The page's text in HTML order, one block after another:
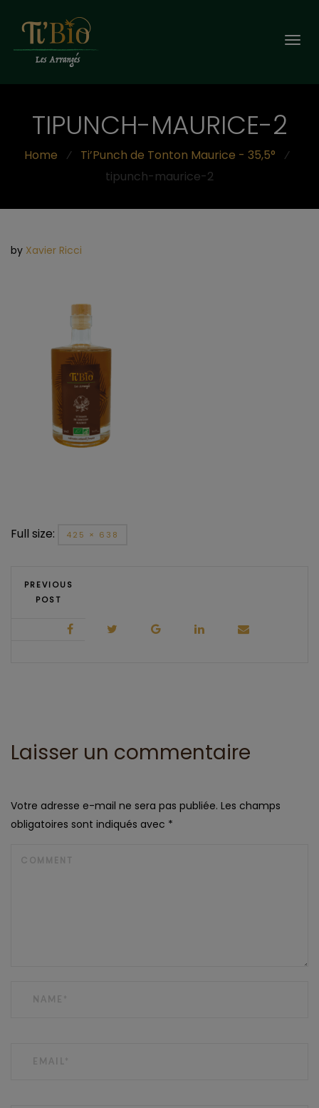
TIPUNCH-MAURICE-2
Home ⁄ Ti’Punch de Tonton Maurice - 35,5°
⁄
tipunch-maurice-2
by Xavier Ricci
Full size: 425 × 638
PREVIOUS
POST
Laisser un commentaire
Votre adresse e-mail ne sera pas publiée. Les champs
obligatoires sont indiqués avec *